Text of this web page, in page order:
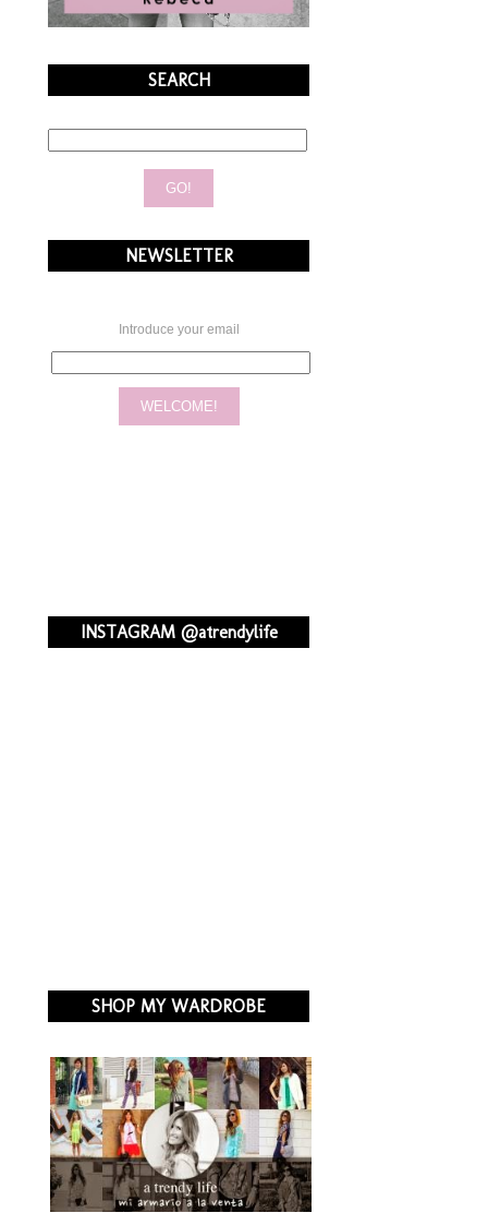
SEARCH
NEWSLETTER
Introduce your email
INSTAGRAM @atrendylife
SHOP MY WARDROBE